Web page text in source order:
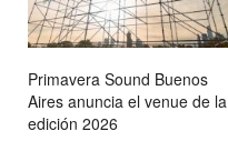
Primavera Sound Buenos
Aires anuncia el venue de la
edición 2026